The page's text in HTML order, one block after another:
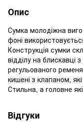
Опис
Сумка молодіжна
фоні
Конструкція сумки
відділу на блискавці
регульованого
кишені з клапаном,
Стильна, а головне
Відгуки